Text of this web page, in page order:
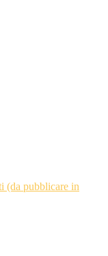
(da pubblicare in